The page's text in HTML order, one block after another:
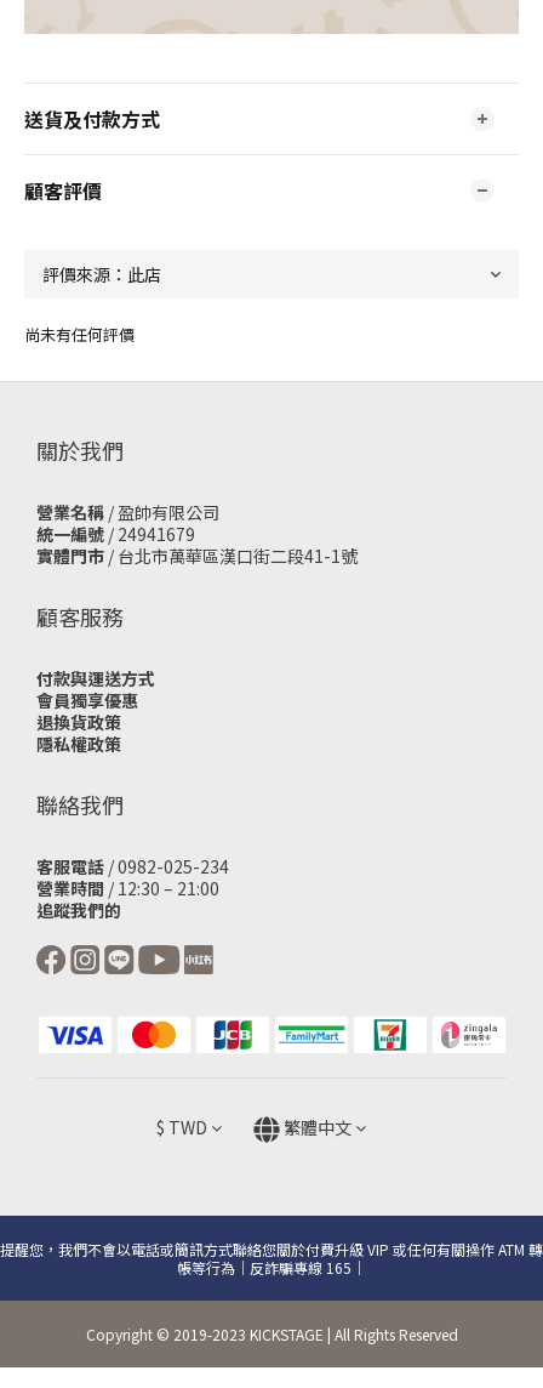
送貨及付款方式
顧客評價
尚未有任何評價
關於我們
營業名稱 / 盈帥有限公司
統一編號 / 24941679
實體門市 / 台北市萬華區漢口街二段41-1號
顧客服務
付款與運送方式
會員獨享優惠
退換貨政策
隱私權政策
聯絡我們
客服電話 / 0982-025-234
營業時間 / 12:30 – 21:00
追蹤我們的
$ TWD 繁體中文
提醒您，我們不會以電話或簡訊方式聯絡您關於付費升級 VIP 或任何有關操作 ATM 轉
帳等行為｜反詐騙專線 165｜
Copyright © 2019-2023 KICKSTAGE | All Rights Reserved